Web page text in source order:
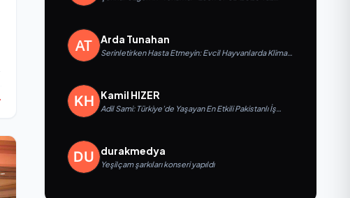
Arda Tunahan
Serinletirken Hasta Etmeyin: Evcil Hayvanlarda Klima
Kamil HIZER
Adil Sami: Türkiye’de Yaşayan En Etkili Pakistanlı İş
durakmedya
Yeşilçam şarkıları konseri yapıldı